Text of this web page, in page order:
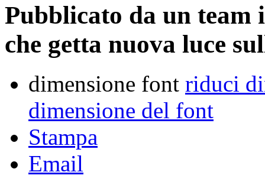
Pubblicato da un team
che getta nuova luce
dimensione font riduci
dimensione del font
Stampa
Email